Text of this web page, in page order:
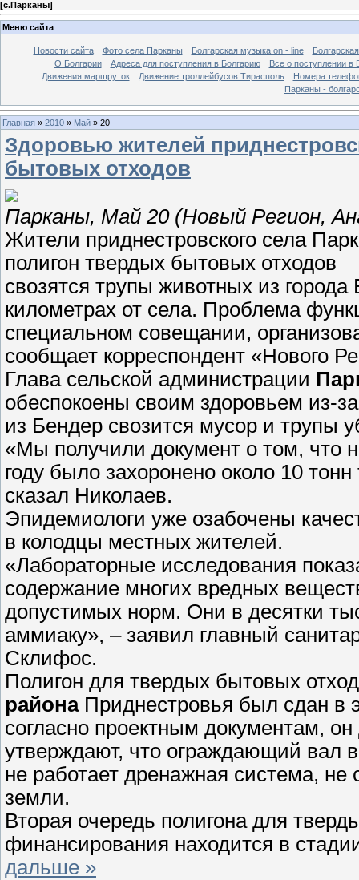
[с.Парканы]
Меню сайта
Новости сайта Фото села Парканы Болгарская музыка on - line
О Болгарии
Адреса для поступления в Болгарию
Все о поступлении в
Движения маршруток
Движение троллейбусов Тирасполь
Номера
Парканы -
Главная » 2010 » Май » 20
Здоровью жителей
бытовых отходов
Парканы, Май 20 (Новый Регион,
Жители приднестровского села
полигон твердых бытовых отходов
свозятся трупы животных из
километрах от села. Проблема
специальном совещании,
сообщает корреспондент «Нового
Глава сельской администрации
обеспокоены своим здоровьем из-
из Бендер свозится мусор и трупы
«Мы получили документ о том, что
году было захоронено около 10
сказал Николаев.
Эпидемиологи уже озабочены
в колодцы местных жителей.
«Лабораторные исследования
содержание многих вредных
допустимых норм. Они в десятки
аммиаку», – заявил главный
Склифос.
Полигон для твердых бытовых
районаПриднестровья был сдан в
согласно проектным документам,
утверждают, что ограждающий вал
не работает дренажная система,
земли.
Вторая очередь полигона для
финансирования находится в
дальше »